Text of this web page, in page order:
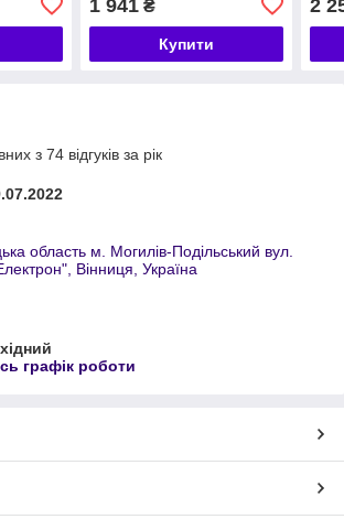
1 941₴
Купити
2
з 74 відгуків за рік
область м. Могилів-Подільський вул.
Вінниця, Україна
графік роботи